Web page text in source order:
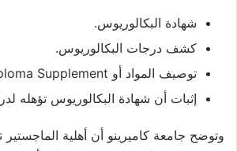
شهادة البكالوريوس.
كشف درجات البكالوريوس.
توصيف المواد أو Diploma Supplement إن وجد.
إثبات أن شهادة البكالوريوس تؤهله
وتوضح جامعة كاميرينو أن أهلية